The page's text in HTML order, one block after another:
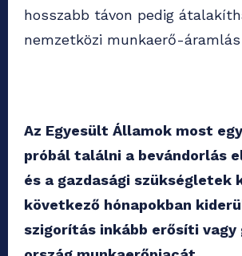
hosszabb távon pedig
nemzetközi munkaerő-
Az Egyesült Államok most
próbál találni a bevándorlás
és a gazdasági szükségletek
következő hónapokban
szigorítás inkább erősíti vagy